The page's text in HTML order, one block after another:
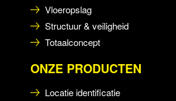
Vloeropslag
Structuur & veiligheid
Totaalconcept
ONZE PRODUCTEN
Locatie identificatie